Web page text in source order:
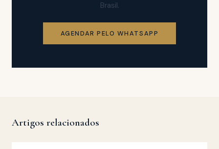
Brasil.
AGENDAR PELO WHATSAPP
Artigos relacionados